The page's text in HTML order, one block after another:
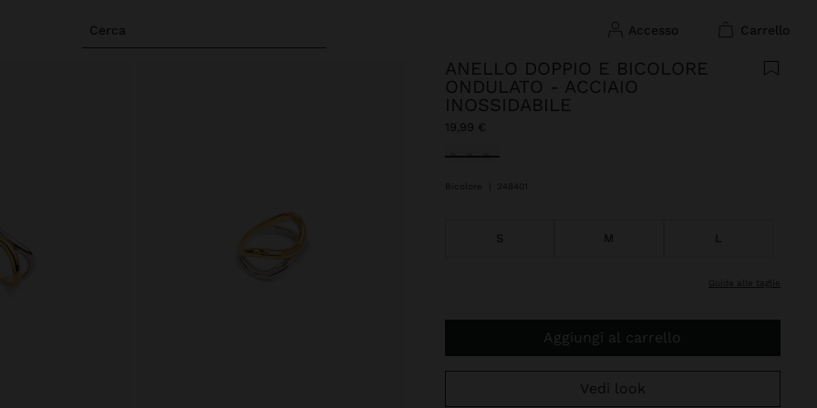
Cerca accesso carrello
ANELLO DOPPIO E BICOLORE
ONDULATO - ACCIAIO
INOSSIDABILE
19,99 €
Selezionato
Bicolore 248401
S M L
guida alle taglie
Aggiungi al carrello
Vedi look